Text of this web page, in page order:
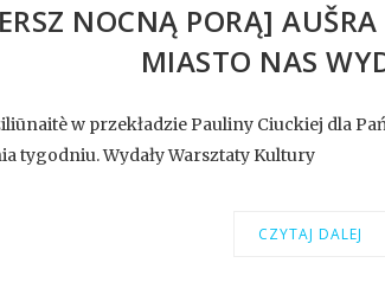
NOCNĄ PORĄ]
MIASTO NAS
w przekładzie Pauliny Ciuckiej dla
tygodniu. Wydały Warsztaty Kultury
CZYTAJ DALEJ